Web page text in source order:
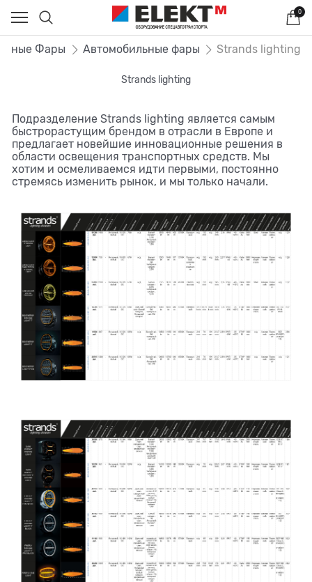
0
Фары Автомобильные фары Strands lighting
Strands lighting
Подразделение Strands lighting является самым
быстрорастущим брендом в отрасли в Европе и
предлагает новейшие инновационные решения в
области освещения транспортных средств. Мы
хотим и осмеливаемся идти первыми, постоянно
стремясь изменить рынок, и мы только начали.